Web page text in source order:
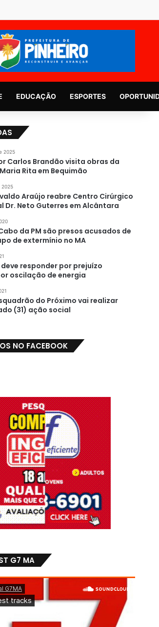
EDUCAÇÃO ESPORTES
2025
Carlos Brandão visita obras da
Rita em Bequimão
2025
Araújo reabre Centro Cirúrgico
Dr. Neto Guterres em Alcântara
da PM são presos acusados de
de extermínio no MA
responder por prejuízo
oscilação de energia
do Próximo vai realizar
(31) ação social
NO FACEBOOK
G7 MA